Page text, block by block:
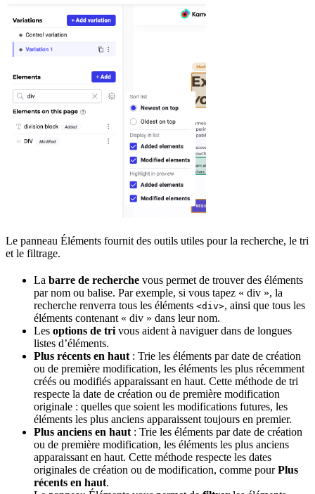
Le panneau Éléments fournit des outils utiles pour la recherche, le tri
et le filtrage.
La barre de recherche vous permet de trouver des éléments
par nom ou balise. Par exemple, si vous tapez « div », la
recherche renverra tous les éléments <div>, ainsi que tous les
éléments contenant « div » dans leur nom.
Les options de tri vous aident à naviguer dans de longues
listes d’éléments.
Plus récents en haut : Trie les éléments par date de création
ou de première modification, les éléments les plus récemment
créés ou modifiés apparaissant en haut. Cette méthode de tri
respecte la date de création ou de première modification
originale : quelles que soient les modifications futures, les
éléments les plus anciens apparaissent toujours en premier.
Plus anciens en haut : Trie les éléments par date de création
ou de première modification, les éléments les plus anciens
apparaissant en haut. Cette méthode respecte les dates
originales de création ou de modification, comme pourPlus
récents en haut.